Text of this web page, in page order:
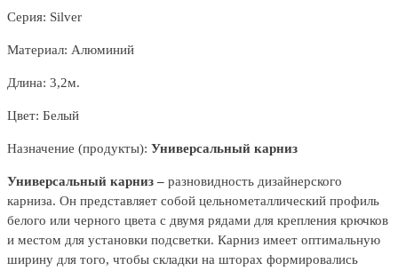
Серия: Silver
Материал: Алюминий
Длина: 3,2м.
Цвет: Белый
Назначение (продукты): Универсальный карниз
Универсальный карниз – разновидность дизайнерского
карниза. Он представляет собой цельнометаллический профиль
белого или черного цвета с двумя рядами для крепления крючков
и местом для установки подсветки. Карниз имеет оптимальную
ширину для того, чтобы складки на шторах формировались